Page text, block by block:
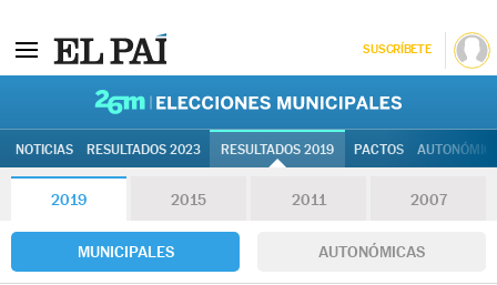
SUSCRÍBETE
NOTICIAS RESULTADOS 2023 RESULTADOS 2019 PACTOS
2019 2015 2011 2007
MUNICIPALES AUTONÓMICAS